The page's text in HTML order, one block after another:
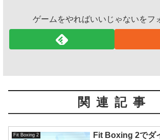
ゲームをやればいいじゃないをフ
関連記事
Fit Boxing 2
Fit Boxing 2でダ